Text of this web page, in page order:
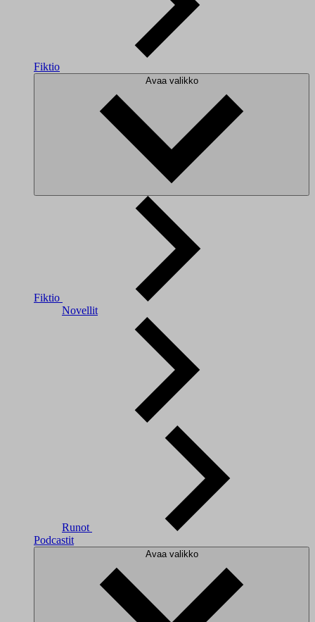
Fiktio
Avaa valikko
Fiktio
Novellit
Runot
Podcastit
Avaa valikko